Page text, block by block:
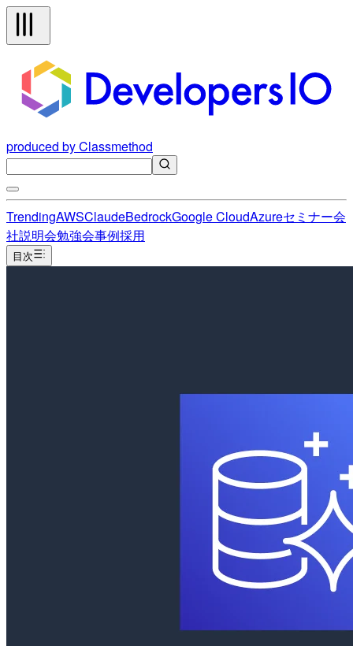
produced by Classmethod
TrendingAWSClaudeBedrockGoogle CloudAzureセミナー会
社説明会勉強会事例採用
目次